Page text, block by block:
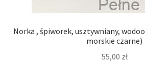
Norka , śpiworek, usztywniany,
morskie czarne)
55,00 zł